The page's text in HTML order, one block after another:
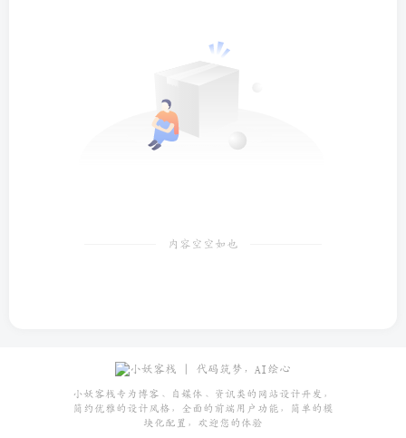
内容空空如也
小妖客栈专为博客、自媒体、资讯类的网站设计开发，
简约优雅的设计风格，全面的前端用户功能，简单的模
块化配置，欢迎您的体验